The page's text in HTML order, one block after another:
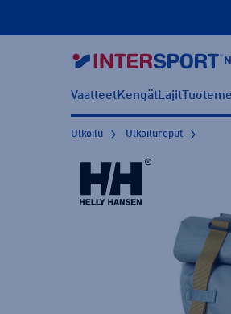
VaatteetKengätLajit
Ulkoilu Ulkoilureput